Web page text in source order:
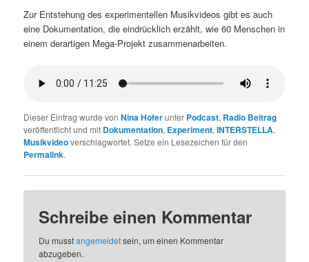
Zur Entstehung des experimentellen Musikvideos gibt es auch
eine Dokumentation, die eindrücklich erzählt, wie 60 Menschen in
einem derartigen Mega-Projekt zusammenarbeiten.
Dieser Eintrag wurde vonNina Hoferunter Podcast, Radio Beitrag
veröffentlicht und mit Dokumentation, Experiment,INTERSTELLA,
Musikvideoverschlagwortet. Setze ein Lesezeichen für den
Permalink.
Schreibe einen Kommentar
Du musstangemeldetsein, um einen Kommentar
abzugeben.